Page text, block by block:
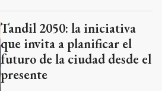
Tandil 2050: la iniciativa
que invita a planificar el
futuro de la ciudad desde el
presente